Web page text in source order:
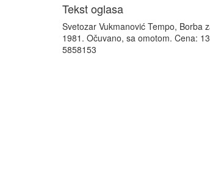
Tekst oglasa
Svetozar Vukmanović Tempo, Borba
1981. Očuvano, sa omotom. Cena:
5858153